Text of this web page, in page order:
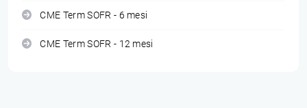
CME Term SOFR - 6 mesi
CME Term SOFR - 12 mesi